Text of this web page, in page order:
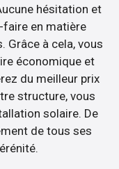
hésitation et
en matière
Grâce à cela, vous
économique et
du meilleur prix
structure, vous
solaire. De
de tous ses